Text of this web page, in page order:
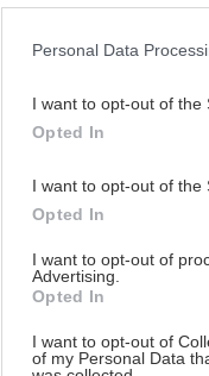
Personal Data
I want to opt-out of the
Opted In
I want to opt-out of the
Opted In
I want to opt-out of
Advertising.
Opted In
I want to opt-out of
of my Personal Data